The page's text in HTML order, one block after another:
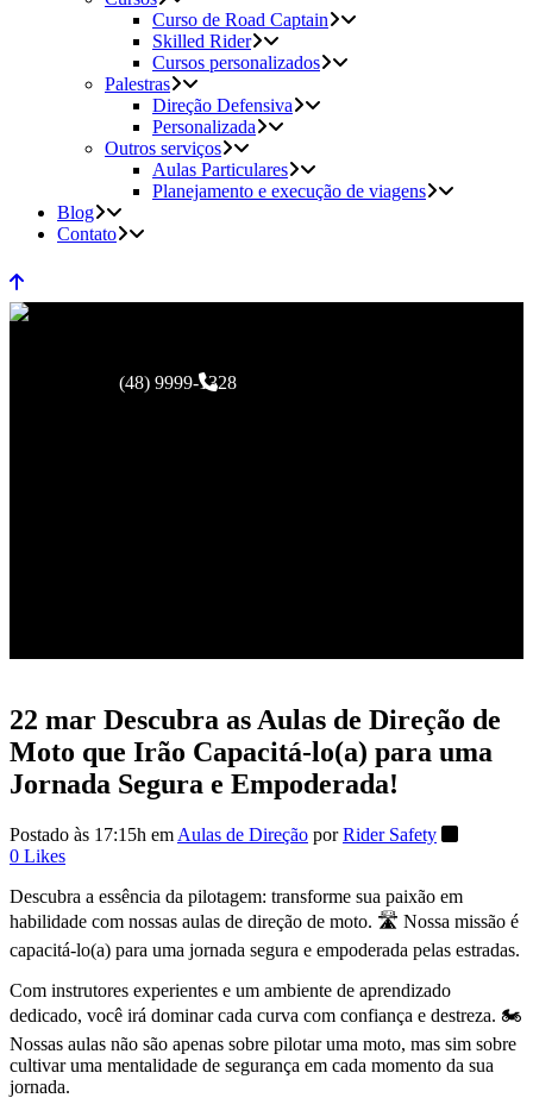
Curso de Road Captain
Skilled Rider
Cursos personalizados
Palestras
Direção Defensiva
Personalizada
Outros serviços
Aulas Particulares
Planejamento e execução de viagens
Blog
Contato
22 mar Descubra as Aulas de Direção de
Moto que Irão Capacitá-lo(a) para uma
Jornada Segura e Empoderada!
Postado às 17:15h em Aulas de Direção porRider Safety
0 Likes
Descubra a essência da pilotagem: transforme sua paixão em
habilidade com nossas aulas de direção de moto. 🛣️ Nossa missão é
capacitá-lo(a) para uma jornada segura e empoderada pelas estradas.
Com instrutores experientes e um ambiente de aprendizado
dedicado, você irá dominar cada curva com confiança e destreza. 🏍️
Nossas aulas não são apenas sobre pilotar uma moto, mas sim sobre
cultivar uma mentalidade de segurança em cada momento da sua
jornada.
(48) 9999-1328